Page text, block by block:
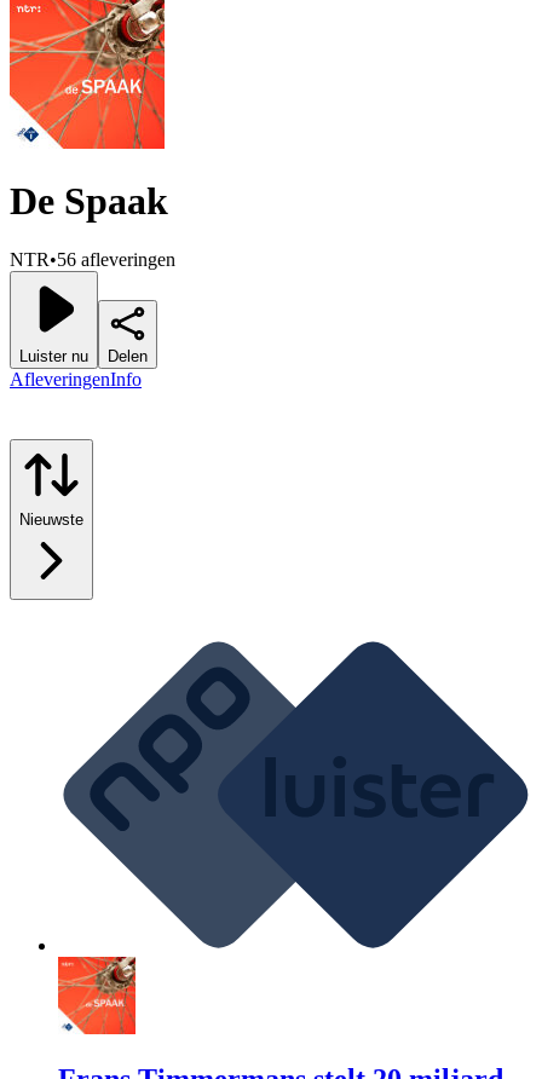
De Spaak
NTR•56 afleveringen
Luister nu Delen
AfleveringenInfo
Nieuwste